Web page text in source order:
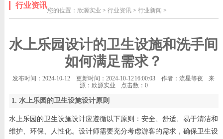
行业资讯
您的位置： 欣源实业 > 行业资讯> 行业新闻 >
水上乐园设计的卫生设施和洗手间
如何满足需求？
发布时间：2024-10-12 更新时间：2024-10-12 16:00:03 作者：流星等夜
来
源：欣源实业
点击数：0
1. 水上乐园的卫生设施设计原则
水上乐园的卫生设施设计应遵循以下原则：安全、舒适、易于清洁和
维护、环保、人性化。设计师需要充分考虑游客的需求，确保卫生设